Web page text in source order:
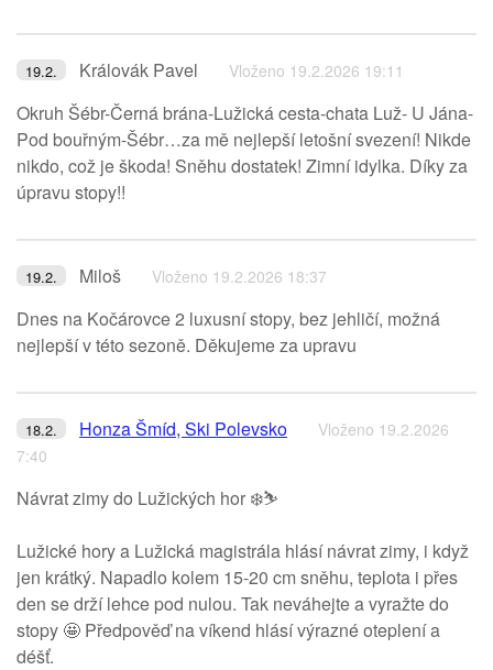
19.2. Královák Pavel Vloženo 19.2.2026 19:11
Okruh Šébr-Černá brána-Lužická cesta-chata Luž- U Jána-
Pod bouřným-Šébr…za mě nejlepší letošní svezení! Nikde
nikdo, což je škoda! Sněhu dostatek! Zimní idylka. Díky za
úpravu stopy!!
19.2. Miloš Vloženo 19.2.2026 18:37
Dnes na Kočárovce 2 luxusní stopy, bez jehličí, možná
nejlepší v této sezoně. Děkujeme za upravu
18.2. Honza Šmíd, Ski Polevsko
Vloženo 19.2.2026
7:40
Návrat zimy do Lužických hor ❄️⛷️
Lužické hory a Lužická magistrála hlásí návrat zimy, i když
jen krátký. Napadlo kolem 15-20 cm sněhu, teplota i přes
den se drží lehce pod nulou. Tak neváhejte a vyražte do
stopy 🤩 Předpověď na víkend hlásí výrazné oteplení a
déšť.